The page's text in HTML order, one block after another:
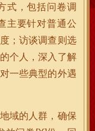
式，包括问卷调
主要针对普通公
；访谈调查则选
个人，深入了解
一些典型的外遇
域的人群，确保